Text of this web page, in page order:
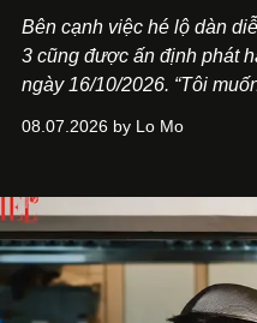
Bên cạnh việc hé lộ dàn
3 cũng được ấn định phát
ngày 16/10/2026. “Tôi
Việt Nam”, NSX Will Vũ cho
08.07.2026 by Lo Mo